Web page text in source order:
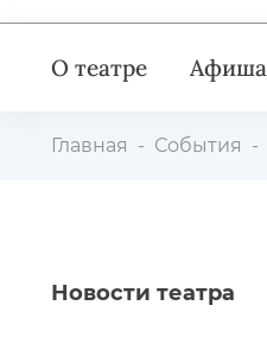
О театре Афиша
Главная События
Новости театра